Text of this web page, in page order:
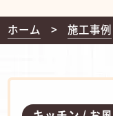
ホーム 施工事例